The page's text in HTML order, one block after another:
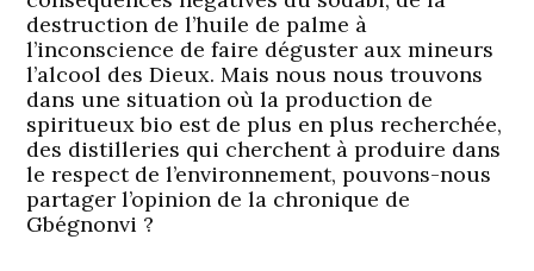
destruction de l’huile de palme à
l’inconscience de faire déguster aux mineurs
l’alcool des Dieux. Mais nous nous trouvons
dans une situation où la production de
spiritueux bio est de plus en plus recherchée,
des distilleries qui cherchent à produire dans
le respect de l’environnement, pouvons-nous
partager l’opinion de la chronique de
Gbégnonvi ?